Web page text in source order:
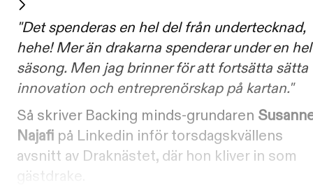
"Det spenderas en hel del från undertecknad,
hehe! Mer än drakarna spenderar under en hel
säsong. Men jag brinner för att fortsätta sätta
innovation och entreprenörskap på kartan."
Så skriver Backing minds-grundaren
Najafi på Linkedin inför torsdagskvällens
avsnitt av Draknästet, där hon kliver in som
gästdrake.